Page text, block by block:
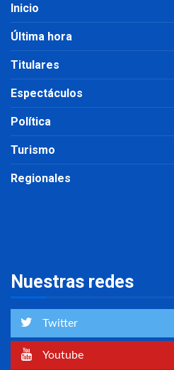
Inicio
Última hora
Titulares
Espectáculos
Política
Turismo
Regionales
Nuestras redes
Twitter
Youtube